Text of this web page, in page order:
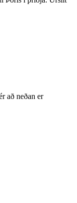
að neðan er